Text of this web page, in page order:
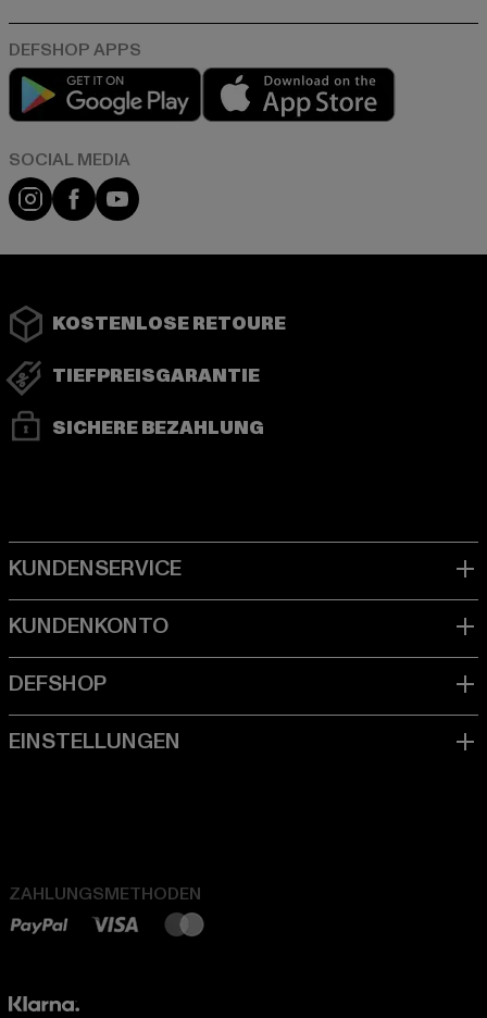
Play market
Instagram
FacebookYouTube
KOSTENLOSE RETOURE
TIEFPREISGARANTIE
SICHERE BEZAHLUNG
ZAHLUNGSMETHODEN